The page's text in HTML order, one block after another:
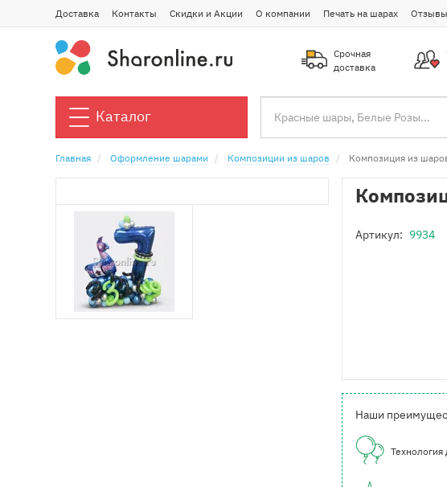
Доставка Контакты Скидки и Акции О компании Печать на шарах Отзывы
Срочная
доставка
Каталог
Главная Оформление шарами Композиции из шаров Композиция из
Артикул: 9934
Наши
Технология